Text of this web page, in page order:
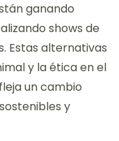
ganando
shows de
Estas alternativas
y la ética en el
un cambio
y